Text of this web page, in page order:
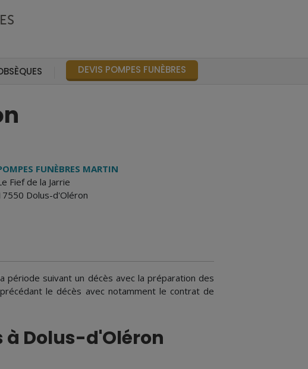
DEVIS POMPES FUNÈBRES
suivant un décès avec la préparation des
le décès avec notamment le contrat de
Dolus-d'Oléron
FUNÈBRES MARTIN
Fief de la Jarrie
Dolus-d'Oléron